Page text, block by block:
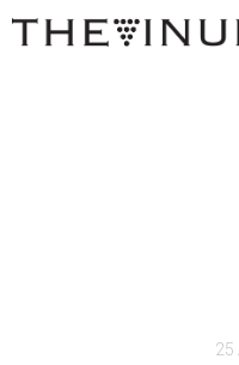
25